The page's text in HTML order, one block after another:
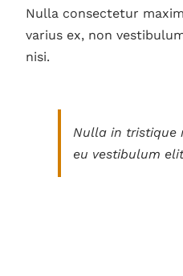
Nulla consectetur
varius ex, non
nisi.
Nulla in tristique
eu vestibulum